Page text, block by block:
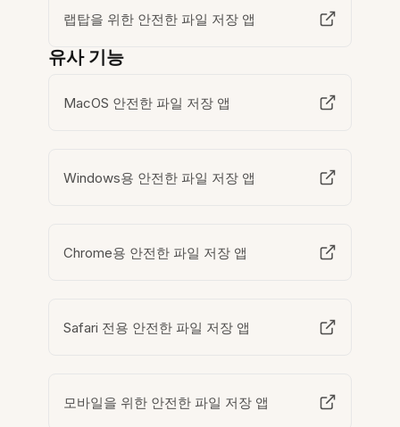
랩탑을 위한 안전한 파일 저장 앱
유사 기능
MacOS 안전한 파일 저장 앱
Windows용 안전한 파일 저장 앱
Chrome용 안전한 파일 저장 앱
Safari 전용 안전한 파일 저장 앱
모바일을 위한 안전한 파일 저장 앱